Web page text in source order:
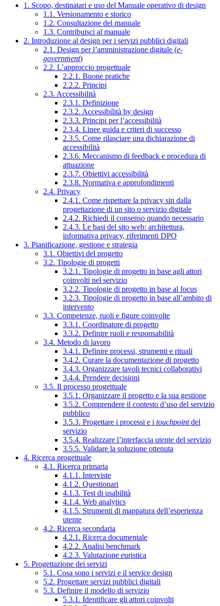
1. Scopo, destinatari e uso del Manuale operativo di design
1.1. Versionamento e storico
1.2. Consultazione del manuale
1.3. Contribuisci al manuale
2. Introduzione al design per i servizi pubblici digitali
2.1. Design per l’amministrazione digitale (e-
government)
2.2. L’approccio progettuale
2.2.1. Buone pratiche
2.2.2. Principi
2.3. Accessibilità
2.3.1. Definizione
2.3.2. Accessibilità by design
2.3.3. Principi per l’accessibilità
2.3.4. Linee guida e criteri di successo
2.3.5. Come rilasciare una dichiarazione di
accessibilità
2.3.6. Meccanismo di feedback e procedura di
attuazione
2.3.7. Obiettivi accessibilità
2.3.8. Normativa e approfondimenti
2.4. Privacy
2.4.1. Come rispettare la privacy sin dalla
progettazione di un sito o servizio digitale
2.4.2. Richiedi il consenso quando necessario
2.4.3. Le basi del sito web: architettura,
informativa privacy, riferimenti DPO
3. Pianificazione, gestione e strategia
3.1. Obiettivi del progetto
3.2. Tipologie di progetti
3.2.1. Tipologie di progetto in base agli attori
coinvolti nel servizio
3.2.2. Tipologie di progetto in base al focus
3.2.3. Tipologie di progetto in base all’ambito di
intervento
3.3. Competenze, ruoli e figure coinvolte
3.3.1. Coordinatore di progetto
3.3.2. Definire ruoli e responsabilità
3.4. Metodo di lavoro
3.4.1. Definire processi, strumenti e rituali
3.4.2. Curare la documentazione di progetto
3.4.3. Organizzare tavoli tecnici collaborativi
3.4.4. Prendere decisioni
3.5. Il processo progettuale
3.5.1. Organizzare il progetto e la sua gestione
3.5.2. Comprendere il contesto d’uso del servizio
pubblico
3.5.3. Progettare i processi e i touchpointdel
servizio
3.5.4. Realizzare l’interfaccia utente del servizio
3.5.5. Validare la soluzione ottenuta
4. Ricerca progettuale
4.1. Ricerca primaria
4.1.1. Interviste
4.1.2. Questionari
4.1.3. Test di usabilità
4.1.4. Web analytics
4.1.5. Strumenti di mappatura dell’esperienza
utente
4.2. Ricerca secondaria
4.2.1. Ricerca documentale
4.2.2. Analisi benchmark
4.2.3. Valutazione euristica
5. Progettazione dei servizi
5.1. Cosa sono i servizi e il service design
5.2. Progettare servizi pubblici digitali
5.3. Definire il modello di servizio
5.3.1. Identificare gli attori coinvolti